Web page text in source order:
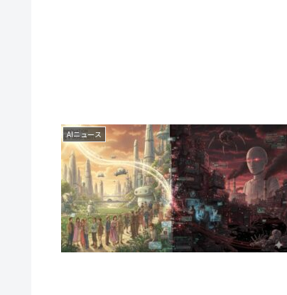
AIニュース